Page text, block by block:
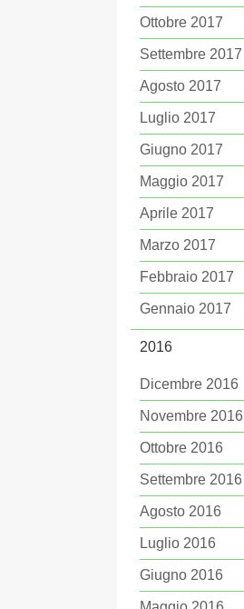
Ottobre 2017
Settembre 2017
Agosto 2017
Luglio 2017
Giugno 2017
Maggio 2017
Aprile 2017
Marzo 2017
Febbraio 2017
Gennaio 2017
2016
Dicembre 2016
Novembre 2016
Ottobre 2016
Settembre 2016
Agosto 2016
Luglio 2016
Giugno 2016